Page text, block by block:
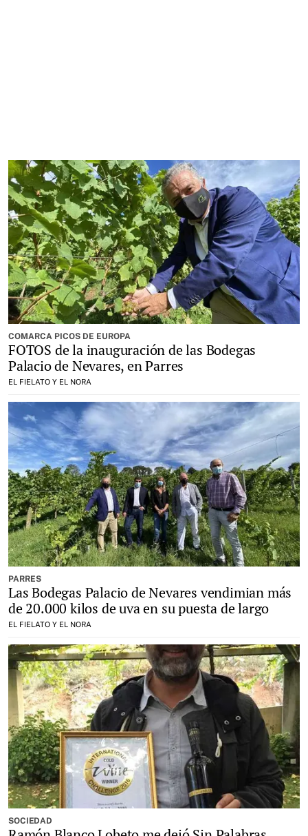
COMARCA PICOS DE EUROPA
FOTOS de la inauguración de las Bodegas
Palacio de Nevares, en Parres
EL FIELATO Y EL NORA
PARRES
Las Bodegas Palacio de Nevares vendimian más
de 20.000 kilos de uva en su puesta de largo
EL FIELATO Y EL NORA
SOCIEDAD